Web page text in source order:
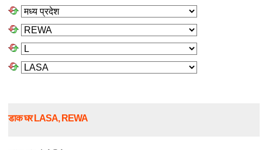
डाक घर LASA, REWA